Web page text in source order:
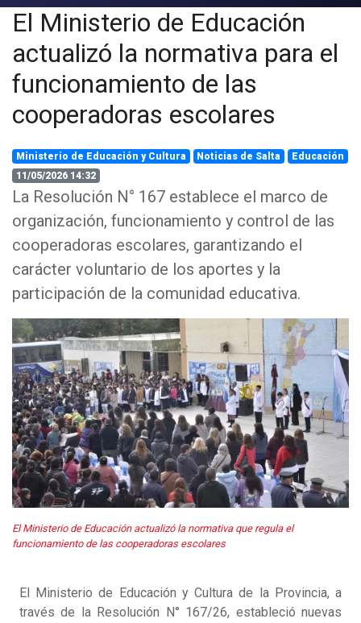
El Ministerio de Educación
actualizó la normativa para el
funcionamiento de las
cooperadoras escolares
Ministerio de Educación y Cultura Noticias de Salta
Educación
11/05/2026 14:32
La Resolución N° 167 establece el marco de
organización, funcionamiento y control de las
cooperadoras escolares, garantizando el
carácter voluntario de los aportes y la
participación de la comunidad educativa.
El Ministerio de Educación actualizó la normativa que regula el
funcionamiento de las cooperadoras escolares
El Ministerio de Educación y Cultura de la Provincia, a
través de la Resolución N° 167/26, estableció nuevas